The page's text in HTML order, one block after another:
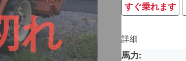
れ
すぐ乗れます
詳細
馬力